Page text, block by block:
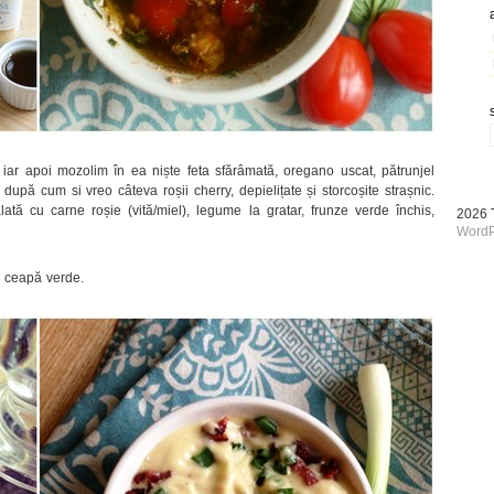
apoi mozolim în ea niște feta sfărâmată, oregano uscat, pătrunjel
cum si vreo câteva roșii cherry, depielițate și storcoșite strașnic.
cu carne roșie (vită/miel), legume la gratar, frunze verde închis,
verde.
2026